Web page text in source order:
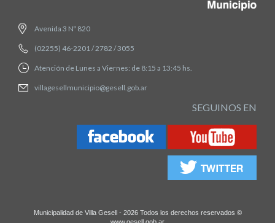
Avenida 3 Nº 820
(02255) 46-2201 / 2782 / 3055
Atención de Lunes a Viernes: de 8:15 a 13:45 hs.
villagesellmunicipio@gesell.gob.ar
SEGUINOS EN
Municipalidad de Villa Gesell - 2026 Todos los derechos reservados ©